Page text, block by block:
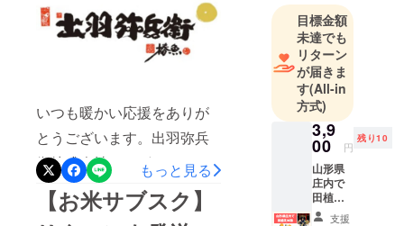
羽弥兵衛株式会社
ページでも販売しておりま
す。引き続きご注文された
い方は、下記URLより是非
社ホームページ
URLhttps://www.organic-
yahei.jp/search/引き続き宜
しくお願いいたします。出
羽弥兵衛株式会社
いつも暖かい応援をありが
とうございます。出羽弥兵
衛株式会社でございます。2
月21日、お米サブスクのリ
ターン発送を行いました。
もっと見る
【お米サブスク】
クラファン
挑戦中！
目標金額
未達でも
リターン
が届きま
す(All-in
方式)
3,9
00 円
残り10
山形県
庄内で
田植え
体験支援